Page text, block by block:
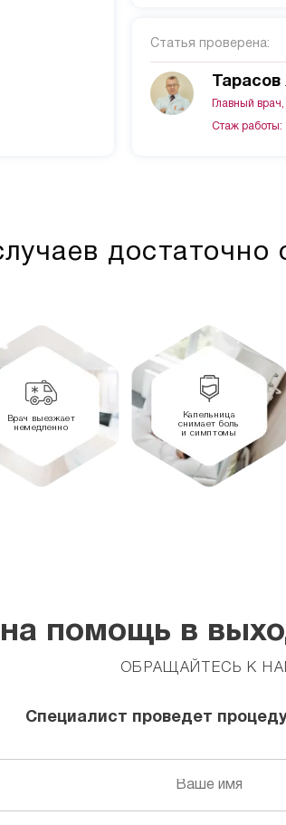
Статья проверена:
Главный
Стаж работы:
Врач выезжает
немедленно
Капельница
снимает боль
и симптомы
помощь в
ОБРАЩАЙТЕСЬ К
Специалист проведет